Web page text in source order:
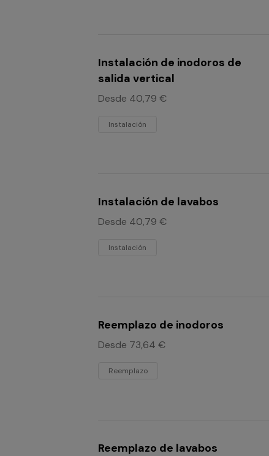
Instalación de inodoros de
salida vertical
Desde 40,79 €
Instalación
Instalación de lavabos
Desde 40,79 €
Instalación
Reemplazo de inodoros
Desde 73,64 €
Reemplazo
Reemplazo de lavabos